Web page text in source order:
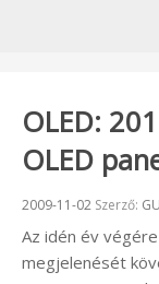
OLED:
OLED
Beküldve:
2009-11-02 Szerző:
Az idén év
megjelenését